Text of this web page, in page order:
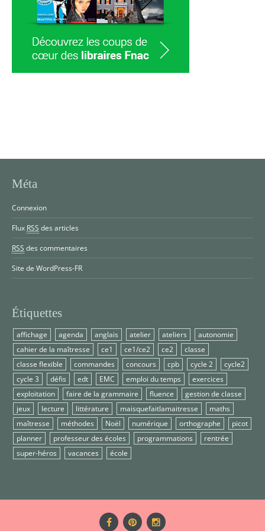
Méta
Connexion
Flux RSS des articles
RSS des commentaires
Site de WordPress-FR
Étiquettes
affichage agenda anglais atelier ateliers
autonomie
cahier de la maîtresse
ce1 ce1/ce2 ce2
classe
classe flexible
commandes concours cpb cycle 2
cycle2
cycle 3
défis edt EMC emploi du temps
exercices
exploitation
faire de la grammaire fluence
gestion de classe
jeux
lecture littérature maisquefaitlamaitresse
maths
maîtresse
méthodes Noël numérique orthographe
picot
planner
professeur des écoles programmations
rentrée
super-héros
vacances école